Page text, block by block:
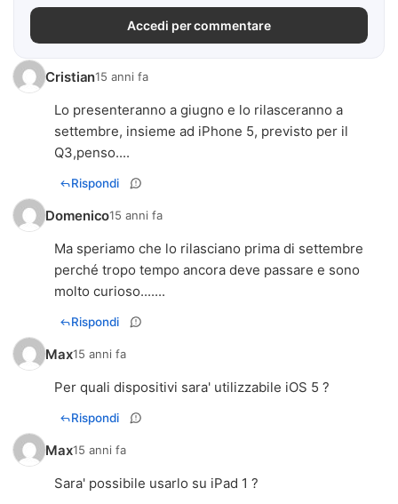
Accedi per commentare
Cristian15 anni fa
Lo presenteranno a giugno e lo rilasceranno a
settembre, insieme ad iPhone 5, previsto per il
Q3,penso....
Rispondi
Domenico15 anni fa
Ma speriamo che lo rilasciano prima di settembre
perché tropo tempo ancora deve passare e sono
molto curioso.......
Rispondi
Max15 anni fa
Per quali dispositivi sara' utilizzabile iOS 5 ?
Rispondi
Max15 anni fa
Sara' possibile usarlo su iPad 1 ?